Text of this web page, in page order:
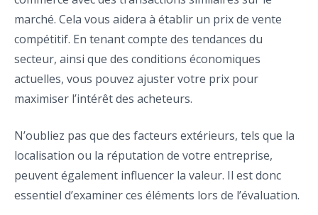
marché. Cela vous aidera à établir un prix de vente
compétitif. En tenant compte des tendances du
secteur, ainsi que des conditions économiques
actuelles, vous pouvez ajuster votre prix pour
maximiser l’intérêt des acheteurs.
N’oubliez pas que des facteurs extérieurs, tels que la
localisation ou la réputation de votre entreprise,
peuvent également influencer la valeur. Il est donc
essentiel d’examiner ces éléments lors de l’évaluation.